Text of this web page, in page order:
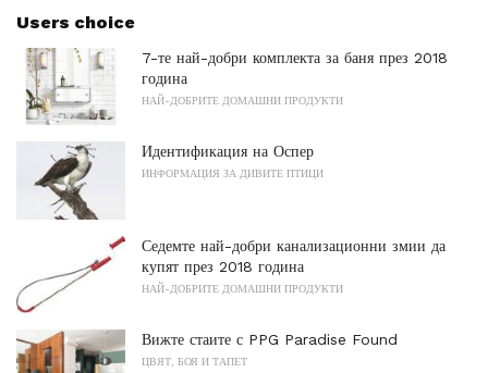
Users choice
7-те най-добри комплекта за баня през 2018
година
НАЙ-ДОБРИТЕ ДОМАШНИ ПРОДУКТИ
Идентификация на Оспер
ИНФОРМАЦИЯ ЗА ДИВИТЕ ПТИЦИ
Седемте най-добри канализационни змии да
купят през 2018 година
НАЙ-ДОБРИТЕ ДОМАШНИ ПРОДУКТИ
Вижте стаите с PPG Paradise Found
ЦВЯТ, БОЯ И ТАПЕТ